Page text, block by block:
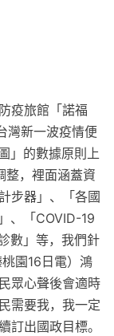
疫旅館「諾福
灣新一波疫情便
」的數據原則上
整，裡面涵蓋資
步器」、「各國
、「COVID-19
數」等，我們針
園16日電）鴻
眾心聲後會適時
需要我，我一定
訂出國政目標。